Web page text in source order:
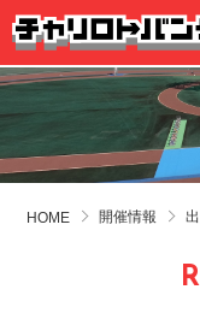
HOME 開催情報